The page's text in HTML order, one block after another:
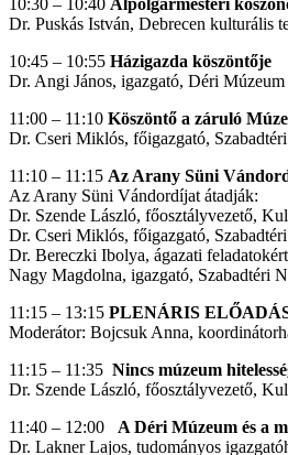
10:30 – 10:40 Alpolgármesteri
Dr. Puskás István, Debrecen kulturális
10:45 – 10:55 Házigazda köszöntője
Dr. Angi János, igazgató, Déri Múzeum
11:00 – 11:10 Köszöntő a záruló
Dr. Cseri Miklós, főigazgató,
11:10 – 11:15 Az Arany Süni
Az Arany Süni Vándordíjat átadják:
Dr. Szende László, főosztályvezető,
Dr. Cseri Miklós, főigazgató,
Dr. Bereczki Ibolya, ágazati
Nagy Magdolna, igazgató, Szabadtéri
11:15 – 13:15 PLENÁRIS
Moderátor: Bojcsuk Anna,
11:15 – 11:35 Nincs múzeum
Dr. Szende László, főosztályvezető,
11:40 – 12:00 A Déri Múzeum és a
Dr. Lakner Lajos, tudományos